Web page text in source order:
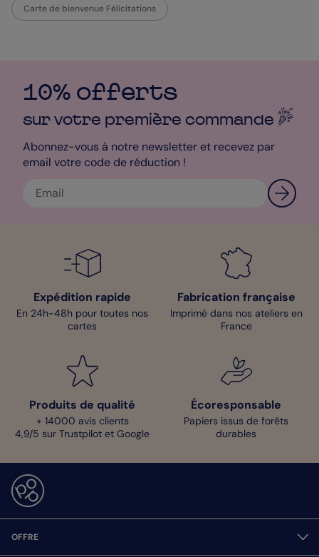
Carte de bienvenue Félicitations
10% offerts
sur votre première commande
Abonnez-vous à notre newsletter et recevez par
email votre code de réduction !
Expédition rapide
En 24h-48h pour toutes nos
cartes
Fabrication française
Imprimé dans nos ateliers en
France
Produits de qualité
+ 14000 avis clients
4,9/5 sur Trustpilot et Google
Écoresponsable
Papiers issus de forêts
durables
OFFRE